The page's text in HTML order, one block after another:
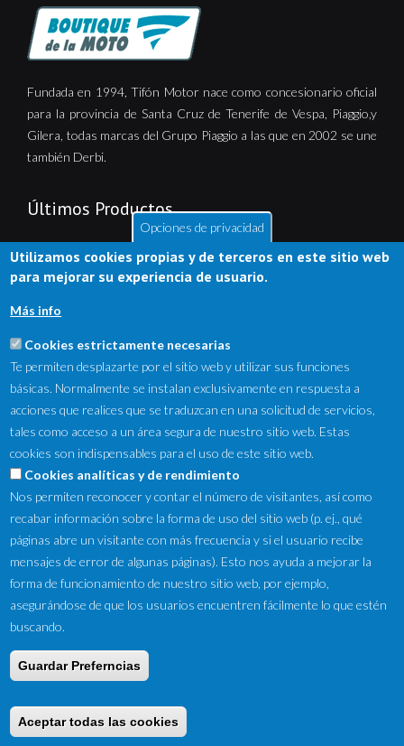
Fundada en 1994, Tifón Motor nace como concesionario oficial
para la provincia de Santa Cruz de Tenerife de Vespa, Piaggio,y
Gilera, todas marcas del Grupo Piaggio a las que en 2002 se une
también Derbi.
Últimos Productos
NewsLetter
Condiciones de venta
Opciones de privacidad
Utilizamos cookies propias y de terceros en este sitio web
para mejorar su experiencia de usuario.
Más info
Cookies estrictamente necesarias
Te permiten desplazarte por el sitio web y utilizar sus funciones
básicas. Normalmente se instalan exclusivamente en respuesta a
acciones que realices que se traduzcan en una solicitud de servicios,
tales como acceso a un área segura de nuestro sitio web. Estas
cookies son indispensables para el uso de este sitio web.
Cookies analíticas y de rendimiento
Nos permiten reconocer y contar el número de visitantes, así como
recabar información sobre la forma de uso del sitio web (p. ej., qué
páginas abre un visitante con más frecuencia y si el usuario recibe
mensajes de error de algunas páginas). Esto nos ayuda a mejorar la
forma de funcionamiento de nuestro sitio web, por ejemplo,
asegurándose de que los usuarios encuentren fácilmente lo que estén
buscando.
Guardar Preferncias
Aceptar todas las cookies